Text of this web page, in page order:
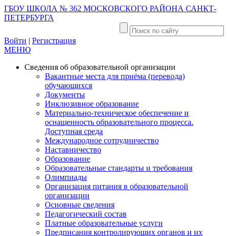
ГБОУ ШКОЛА № 362 МОСКОВСКОГО РАЙОНА САНКТ-
ПЕТЕРБУРГА
Войти | Регистрация
МЕНЮ
Сведения об образовательной организации
Вакантные места для приёма (перевода)
обучающихся
Документы
Инклюзивное образование
Материально-техническое обеспечение и
оснащенность образовательного процесса.
Доступная среда
Международное сотрудничество
Наставничество
Образование
Образовательные стандарты и требования
Олимпиады
Организация питания в образовательной
организации
Основные сведения
Педагогический состав
Платные образовательные услуги
Предписания контролирующих органов и их